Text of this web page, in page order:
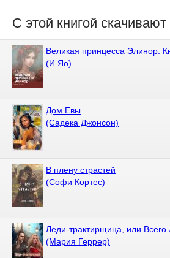
С этой книгой скачивают
Великая принцесса Элинор.
(И Яо)
Дом Евы
(Садека Джонсон)
В плену страстей
(Софи Кортес)
Леди-трактирщица, или
(Мария Геррер)